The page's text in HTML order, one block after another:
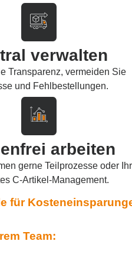
verwalten
Transparenz, vermeiden Sie
und Fehlbestellungen.
arbeiten
gerne Teilprozesse oder Ihr
C-Artikel-Management.
für
Team: